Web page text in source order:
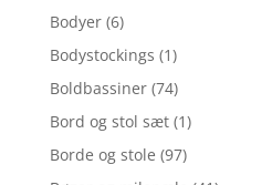
Bodyer (6)
Bodystockings (1)
Boldbassiner (74)
Bord og stol sæt (1)
Borde og stole (97)